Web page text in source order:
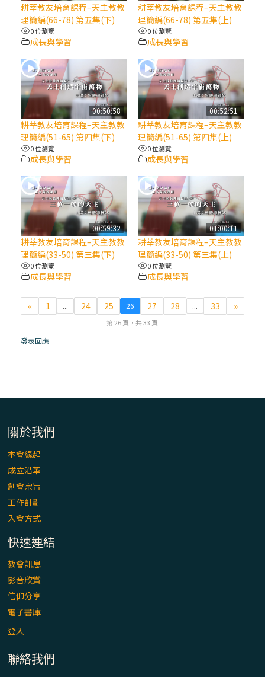
2025/10/10【萬物讚頌頌歌 – 太陽與生態音
樂會】紀念聖方濟與已逝教宗方濟各（上）
(9完結)黃敏正主教帶你做【將臨期避靜】—
匝凱的「新生命」：利他與內化
(8)黃敏正主教帶你做【將臨期避靜】—耶穌
降生成人與人同在＝「厄瑪努爾」
(7)黃敏正主教帶你做【將臨期避靜】—耶穌
降生人間，需要人的「接納」
(6)黃敏正主教帶你做【將臨期避靜】—「馬
槽」═「謙卑」
(5)黃敏正主教帶你做【將臨期避靜】—「福
傳」：講耶穌的故事
(4)黃敏正主教帶你做【將臨期避靜】—匝凱
「想看」耶穌，耶穌「走近」匝凱
(2)黃敏正主教帶你做【將臨期避靜】—
耕莘教友培育課程–天主教教
理簡編(66-78) 第五集(下)
0 位瀏覽
成長與學習
耕莘教友培育課程–天主教教
理簡編(66-78) 第五集(上)
0 位瀏覽
成長與學習
00:50:58
耕莘教友培育課程–天主教教
理簡編(51-65) 第四集(下)
0 位瀏覽
成長與學習
00:52:51
耕莘教友培育課程–天主教教
理簡編(51-65) 第四集(上)
0 位瀏覽
成長與學習
00:59:32
耕莘教友培育課程–天主教教
理簡編(33-50) 第三集(下)
0 位瀏覽
成長與學習
01:00:11
耕莘教友培育課程–天主教教
理簡編(33-50) 第三集(上)
0 位瀏覽
成長與學習
« 1 ... 24 25 26 27 28 ... 33 »
第 26 頁，共 33 頁
發表回應
關於我們
本會緣起
成立沿革
創會宗旨
工作計劃
入會方式
快速連結
教會訊息
影音欣賞
信仰分享
電子書庫
登入
聯絡我們